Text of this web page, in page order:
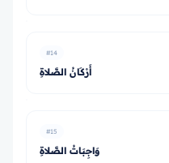
#14
أَرْكَانُ الصَّلاةِ
#15
وَاجِبَاتُ الصَّلاةِ